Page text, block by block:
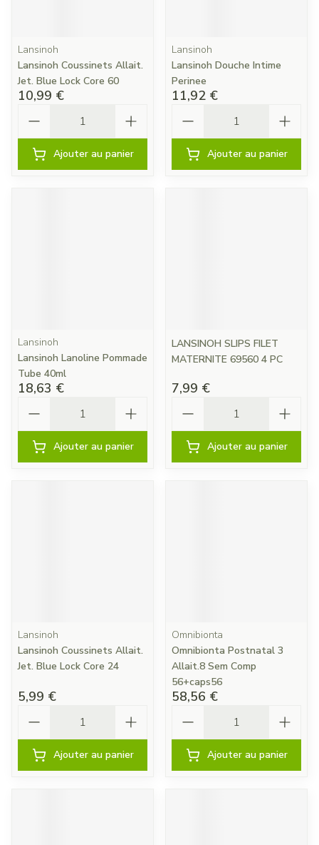
Lansinoh
Lansinoh Coussinets Allait.
Jet. Blue Lock Core 60
10,99 €
Ajouter au panier
Lansinoh
Lansinoh Douche Intime
Perinee
11,92 €
Ajouter au panier
Lansinoh
Lansinoh Lanoline Pommade
Tube 40ml
18,63 €
Ajouter au panier
LANSINOH SLIPS FILET
MATERNITE 69560 4 PC
7,99 €
Ajouter au panier
Lansinoh
Lansinoh Coussinets Allait.
Jet. Blue Lock Core 24
5,99 €
Ajouter au panier
Omnibionta
Omnibionta Postnatal 3
Allait.8 Sem Comp
56+caps56
58,56 €
Ajouter au panier